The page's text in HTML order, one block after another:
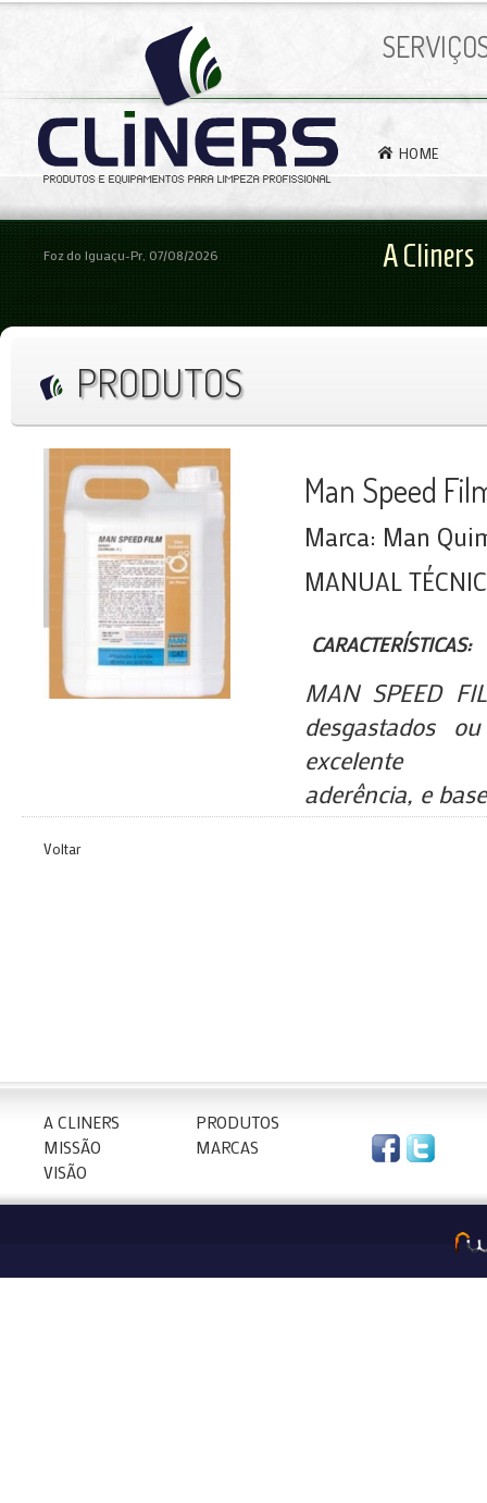
HOME
Foz do Iguaçu-Pr, 07/08/2026 A Cliners
PRODUTOS
Man Speed
Marca: Man
MANUAL
CARACTERÍSTICAS:
MAN SPEED
desgastados
excelente
aderência, e
Voltar
A CLINERS
PRODUTOS
MISSÃO
MARCAS
VISÃO